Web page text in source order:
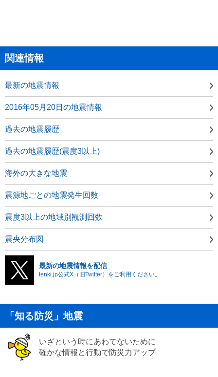
関連情報
最新の地震情報
2016年05月20日の地震情報
過去の地震履歴
過去の地震履歴(震度3以上)
海外の大きな地震
震源地ごとの地震発生回数
震度3以上の地域別観測回数
震央分布図
最新の地震情報を配信
tenki.jp公式X（旧Twitter）をご利用ください。
「知る防災」地震
いざという時にあわてないために
確かな情報と行動で防災力アップ